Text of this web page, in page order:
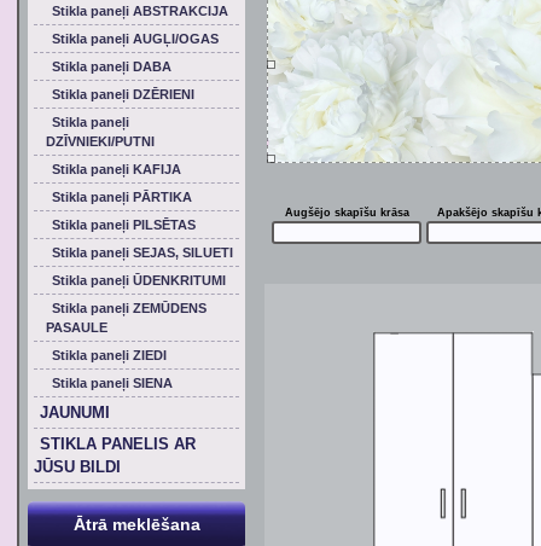
Augšējo skapīšu krāsa Apakšējo skapīšu
Stikla paneļi ABSTRAKCIJA
Stikla paneļi AUGĻI/OGAS
Stikla paneļi DABA
Stikla paneļi DZĒRIENI
Stikla paneļi
DZĪVNIEKI/PUTNI
Stikla paneļi KAFIJA
Stikla paneļi PĀRTIKA
Stikla paneļi PILSĒTAS
Stikla paneļi SEJAS, SILUETI
Stikla paneļi ŪDENKRITUMI
Stikla paneļi ZEMŪDENS
PASAULE
Stikla paneļi ZIEDI
Stikla paneļi SIENA
JAUNUMI
STIKLA PANELIS AR
JŪSU BILDI
Ātrā meklēšana